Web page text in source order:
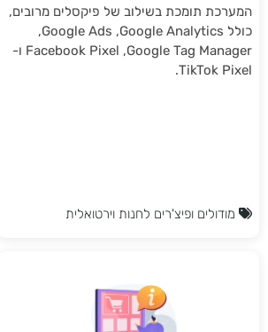
המערכת תומכת בשילוב של פיקסלים מרובים,
כולל Google Analytics, ‏Google Ads,
‏Google Tag Manager, ‏Facebook Pixel ו-
TikTok Pixel.
מודולים ופיצ'רים לחנות וירטואלית